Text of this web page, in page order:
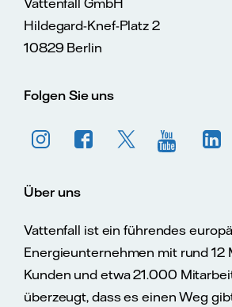
Vattenfall GmbH
Hildegard-Knef-Platz 2
10829 Berlin
Folgen Sie uns
Über uns
Vattenfall ist ein führendes
Energieunternehmen mit rund 12
Kunden und etwa 21.000
überzeugt, dass es einen Weg